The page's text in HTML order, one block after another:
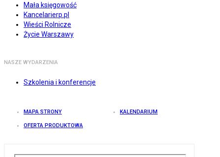
Mała księgowość
Kancelarierp.pl
Wieści Rolnicze
Życie Warszawy
NASZE WYDARZENIA
Szkolenia i konferencje
MAPA STRONY KALENDARIUM
OFERTA PRODUKTOWA